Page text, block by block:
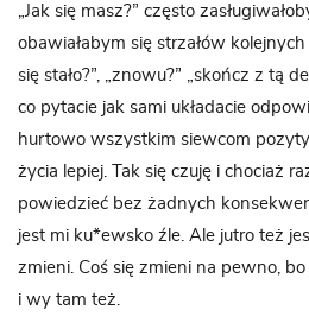
„Jak się masz?” często
obawiałabym się strzałów
się stało?”, „znowu?” „skończ z tą
co pytacie jak sami układacie
hurtowo wszystkim siewcom
życia lepiej. Tak się czuję i chociaż
powiedzieć bez żadnych
jest mi ku*ewsko źle. Ale jutro też
zmieni. Coś się zmieni na pewno,
i wy tam też.